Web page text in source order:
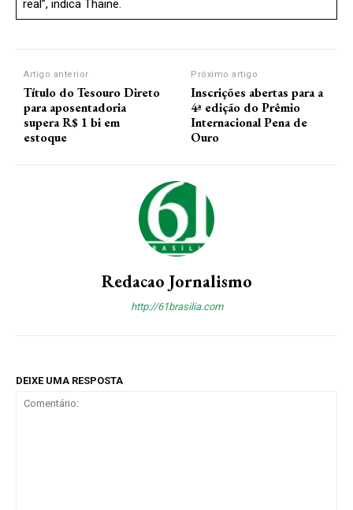
real”, indica Thaine.
Artigo anterior
Título do Tesouro Direto
para aposentadoria
supera R$ 1 bi em
estoque
Próximo artigo
Inscrições abertas para a
4ª edição do Prêmio
Internacional Pena de
Ouro
Redacao Jornalismo
http://61brasilia.com
DEIXE UMA RESPOSTA